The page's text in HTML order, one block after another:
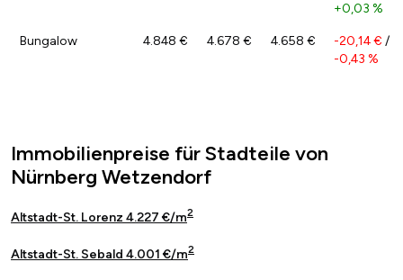
+0,03 %
Bungalow 4.848 € 4.678 € 4.658 € -20,14 € /
-0,43 %
Immobilienpreise für Stadteile von
Nürnberg Wetzendorf
Altstadt-St. Lorenz 4.227 €/m2
Altstadt-St. Sebald 4.001 €/m2